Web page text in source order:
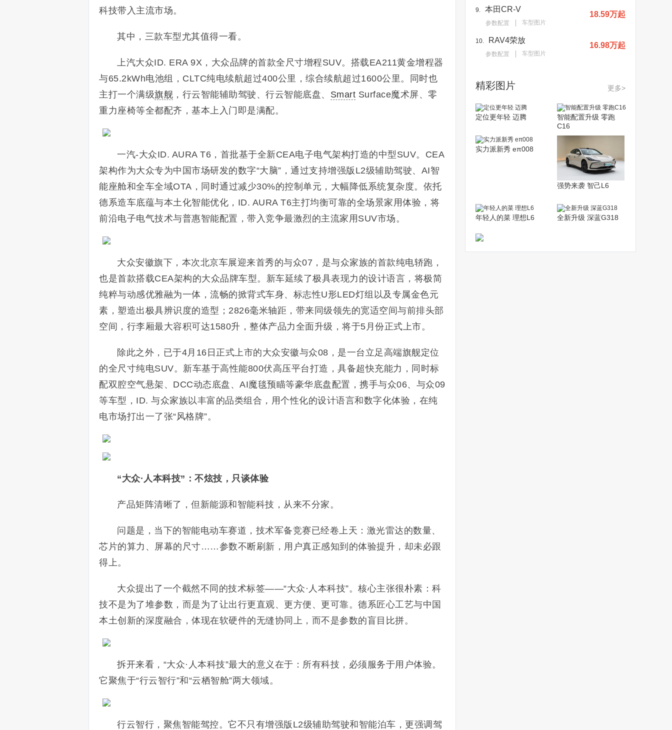
科技带入主流市场。
其中，三款车型尤其值得一看。
上汽大众ID. ERA 9X，大众品牌的首款全尺寸增程SUV。搭载EA211黄金增程器
与65.2kWh电池组，CLTC纯电续航超过400公里，综合续航超过1600公里。同时也
主打一个满级旗舰 ，行云智能辅助驾驶、行云智能底盘、 Smart Surface魔术屏、零
重力座椅等全都配齐，基本上入门即是满配。
一汽-大众ID. AURA T6，首批基于全新CEA电子电气架构打造的中型SUV。CEA
架构作为大众专为中国市场研发的数字“大脑”，通过支持增强版L2级辅助驾驶、AI智
能座舱和全车全域OTA，同时通过减少30%的控制单元，大幅降低系统复杂度。依托
德系造车底蕴与本土化智能优化，ID. AURA T6主打均衡可靠的全场景家用体验，将
前沿电子电气技术与普惠智能配置，带入竞争最激烈的主流家用SUV市场。
大众安徽旗下，本次北京车展迎来首秀的与众07，是与众家族的首款纯电轿跑，
也是首款搭载CEA架构的大众品牌车型。新车延续了极具表现力的设计语言，将极简
纯粹与动感优雅融为一体，流畅的掀背式车身、标志性U形LED灯组以及专属金色元
素，塑造出极具辨识度的造型；2826毫米轴距，带来同级领先的宽适空间与前排头部
空间，行李厢最大容积可达1580升，整体产品力全面升级，将于5月份正式上市。
除此之外，已于4月16日正式上市的大众安徽与众08，是一台立足高端旗舰定位
的全尺寸纯电SUV。新车基于高性能800伏高压平台打造，具备超快充能力，同时标
配双腔空气悬架、DCC动态底盘、AI魔毯预瞄等豪华底盘配置，携手与众06、与众09
等车型，ID. 与众家族以丰富的品类组合，用个性化的设计语言和数字化体验，在纯
电市场打出一了张“风格牌”。
“大众·人本科技”：不炫技，只谈体验
产品矩阵清晰了，但新能源和智能科技，从来不分家。
问题是，当下的智能电动车赛道，技术军备竞赛已经卷上天：激光雷达的数量、
芯片的算力、屏幕的尺寸……参数不断刷新，用户真正感知到的体验提升，却未必跟
得上。
大众提出了一个截然不同的技术标签——“大众·人本科技”。核心主张很朴素：科
技不是为了堆参数，而是为了让出行更直观、更方便、更可靠。德系匠心工艺与中国
本土创新的深度融合，体现在软硬件的无缝协同上，而不是参数的盲目比拼。
拆开来看，“大众·人本科技”最大的意义在于：所有科技，必须服务于用户体验。
它聚焦于“行云智行”和“云栖智舱”两大领域。
行云智行，聚焦智能驾控。它不只有增强版L2级辅助驾驶和智能泊车，更强调驾
9. 本田CR-V
参数配置 车型图片
18.59万起
10. RAV4荣放
参数配置 车型图片
16.98万起
精彩图片 更多>
定位更年轻 迈腾
智能配置升级 零跑
C16
实力派新秀 eπ008
强势来袭 智己L6
年轻人的菜 理想L6 全新升级 深蓝G318